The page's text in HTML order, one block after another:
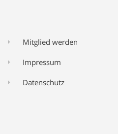
Mitglied werden
Impressum
Datenschutz